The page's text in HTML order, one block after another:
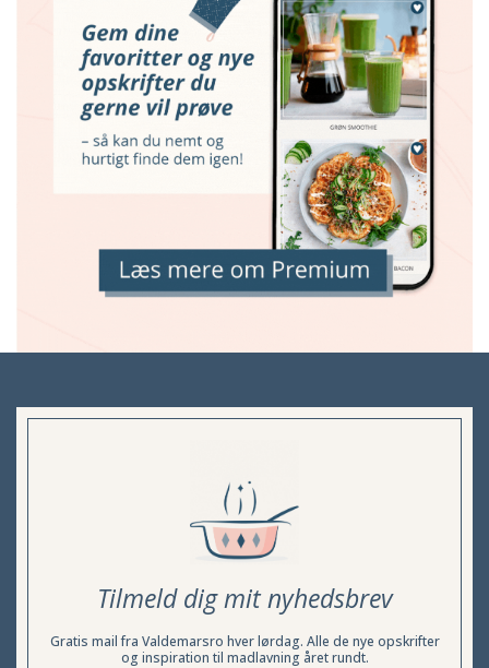
Tilmeld dig mit nyhedsbrev
Gratis mail fra Valdemarsro hver lørdag. Alle de nye opskrifter
og inspiration til madlavning året rundt.